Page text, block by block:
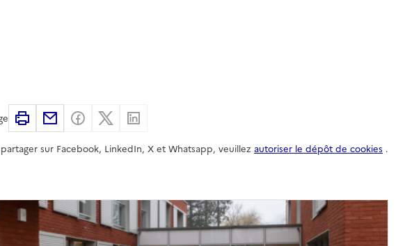
ImprimerPartager par email
Partager sur Facebook
Partager sur X
sur Facebook, LinkedIn, X et Whatsapp, veuillez autoriser le dépôt de cookies .